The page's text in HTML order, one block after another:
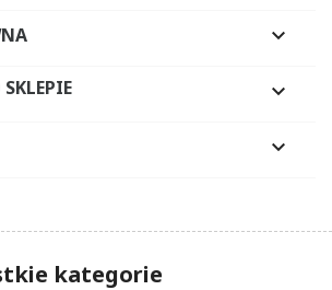



kategorie